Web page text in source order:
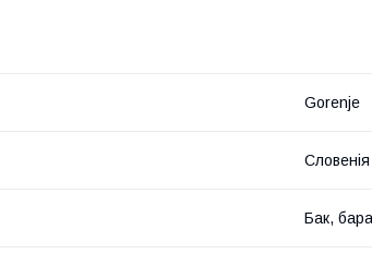
Gorenje
Словенія
Бак,